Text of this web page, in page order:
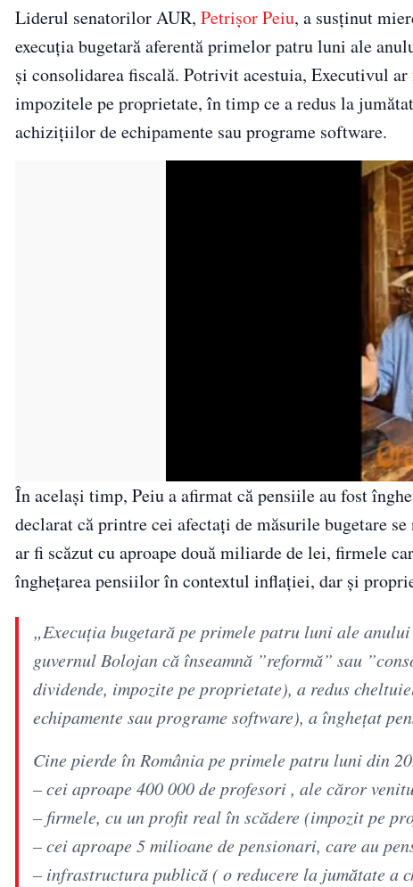
Liderul senatorilor AUR, Petrișor Peiu, a susținut
execuția bugetară aferentă primelor patru luni ale
și consolidarea fiscală. Potrivit acestuia, Executivul
impozitele pe proprietate, în timp ce a redus la
achizițiilor de echipamente sau programe software.
În același timp, Peiu a afirmat că pensiile au fost
declarat că printre cei afectați de măsurile bugetare
ar fi scăzut cu aproape două miliarde de lei, firmele
înghețarea pensiilor în contextul inflației, dar și
„Execuția bugetară pe primele patru luni ale
guvernul Bolojan că înseamnă ”reformă” sau
dividende, impozite pe proprietate), a redus
echipamente sau programe software), a înghețat
Cine pierde în România pe primele patru luni din
– cei aproape 400 000 de profesori , ale căror
– firmele, cu un profit real în scădere (impozit pe
– cei aproape 5 milioane de pensionari, care au
– infrastructura publică ( o reducere la jumătate a